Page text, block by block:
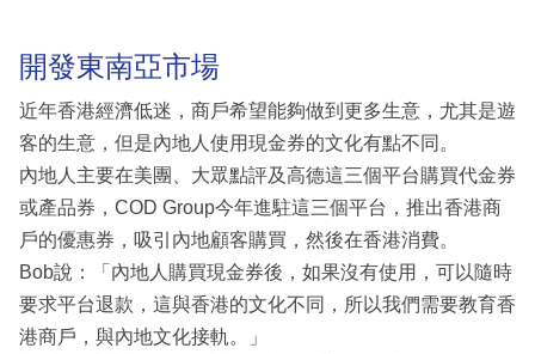
開發東南亞市場
近年香港經濟低迷，商戶希望能夠做到更多生意，尤其是遊
客的生意，但是內地人使用現金券的文化有點不同。
內地人主要在美團、大眾點評及高德這三個平台購買代金券
或產品券，COD Group今年進駐這三個平台，推出香港商
戶的優惠券，吸引內地顧客購買，然後在香港消費。
Bob說：「內地人購買現金券後，如果沒有使用，可以隨時
要求平台退款，這與香港的文化不同，所以我們需要教育香
港商戶，與內地文化接軌。」